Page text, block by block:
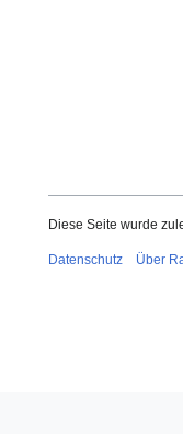
Diese Seite wurde
Datenschutz Über